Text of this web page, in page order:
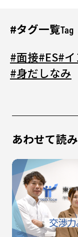
Tag
#タグ一覧
#面接#ES#
#身だしなみ
あわせて読